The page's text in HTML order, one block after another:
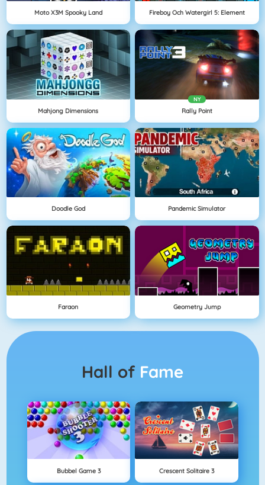
Moto X3M Spooky Land Fireboy Och Watergirl 5: Element
Mahjong Dimensions
NY
Rally Point
Doodle God Pandemic Simulator
Faraon Geometry Jump
Hall of Fame
Bubbel Game 3 Crescent Solitaire 3